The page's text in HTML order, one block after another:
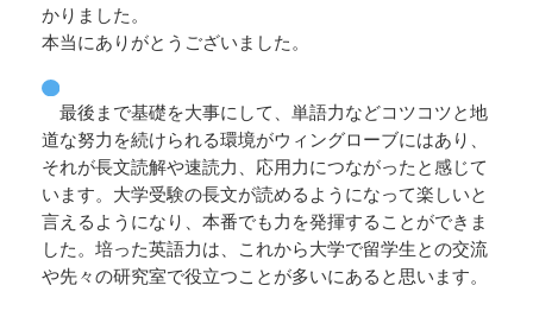
かりました。
本当にありがとうございました。
最後まで基礎を大事にして、単語力などコツコツと地
道な努力を続けられる環境がウィングローブにはあり、
それが長文読解や速読力、応用力につながったと感じて
います。大学受験の長文が読めるようになって楽しいと
言えるようになり、本番でも力を発揮することができま
した。培った英語力は、これから大学で留学生との交流
や先々の研究室で役立つことが多いにあると思います。